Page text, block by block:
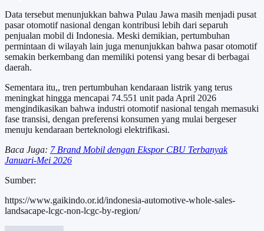
Data tersebut menunjukkan bahwa Pulau Jawa masih menjadi pusat
pasar otomotif nasional dengan kontribusi lebih dari separuh
penjualan mobil di Indonesia. Meski demikian, pertumbuhan
permintaan di wilayah lain juga menunjukkan bahwa pasar otomotif
semakin berkembang dan memiliki potensi yang besar di berbagai
daerah.
Sementara itu,, tren pertumbuhan kendaraan listrik yang terus
meningkat hingga mencapai 74.551 unit pada April 2026
mengindikasikan bahwa industri otomotif nasional tengah memasuki
fase transisi, dengan preferensi konsumen yang mulai bergeser
menuju kendaraan berteknologi elektrifikasi.
Baca Juga: 7 Brand Mobil dengan Ekspor CBU Terbanyak
Januari-Mei 2026
Sumber:
https://www.gaikindo.or.id/indonesia-automotive-whole-sales-
landsacape-lcgc-non-lcgc-by-region/